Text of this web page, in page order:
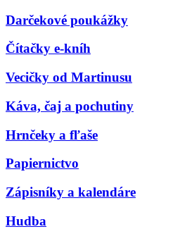
Darčekové poukážky
Čítačky e-kníh
Vecičky od Martinusu
Káva, čaj a pochutiny
Hrnčeky a fľaše
Papiernictvo
Zápisníky a kalendáre
Hudba